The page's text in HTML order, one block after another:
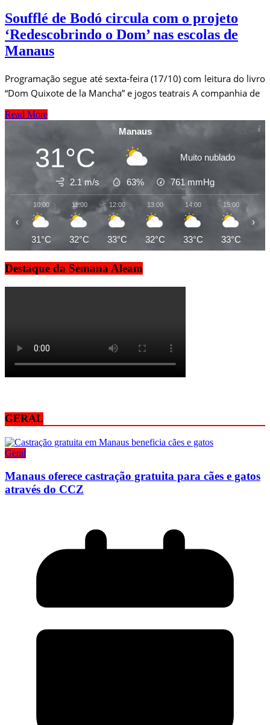
Soufflé de Bodó circula com o projeto
‘Redescobrindo o Dom’ nas escolas de
Manaus
Programação segue até sexta-feira (17/10) com leitura do livro
“Dom Quixote de la Mancha” e jogos teatrais A companhia de
Read More
Manaus
31°C Muito nublado
2.1 m/s 63% 761 mmHg
10:00
31°C
11:00
32°C
12:00
33°C
13:00
32°C
14:00
33°C
15:00
33°C
‹ ›
Destaque da Semana Aleam
GERAL
Geral
Manaus oferece castração gratuita para cães e gatos
através do CCZ